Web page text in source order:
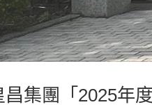
昌集團「2025年